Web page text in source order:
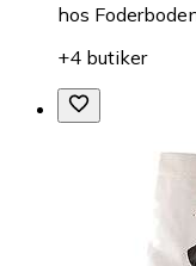
hos
+4 butiker